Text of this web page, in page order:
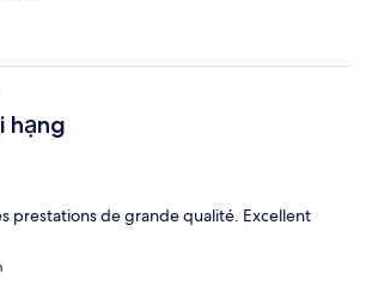
hạng
prestations de grande qualité. Excellent